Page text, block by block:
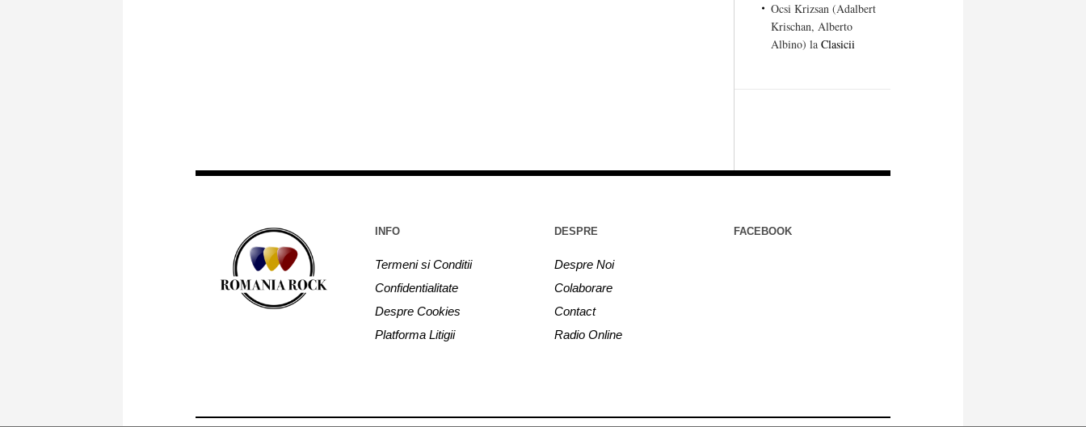
Ocsi Krizsan (Adalbert
Krischan, Alberto
Albino) la Clasicii
INFO
Termeni si Conditii
Confidentialitate
Despre Cookies
Platforma Litigii
DESPRE
Despre Noi
Colaborare
Contact
Radio Online
FACEBOOK